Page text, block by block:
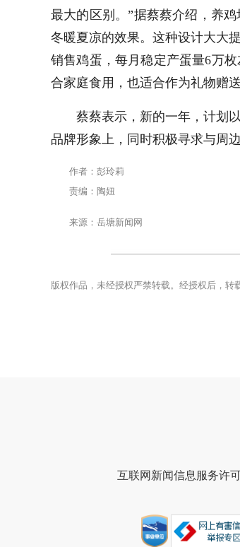
最大的区别。”据蔡蔡介绍，养
冬暖夏凉的效果。这种设计大大
销售鸡蛋，每月稳定产蛋量6万枚
合家庭食用，也适合作为礼物赠送
蔡蔡表示， 新的一年， 计划
品牌形象上，同时积极寻求与周
作者：彭玲莉
责编：陶妞
来源：岳塘新闻网
版权作品，未经授权严禁转载。经授权后，转
互联网新闻信息服务许